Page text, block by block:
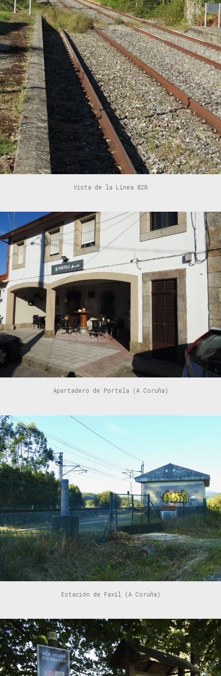
Vista de la Línea 828
Apartadero de Portela (A Coruña)
Estación de Faxil (A Coruña)